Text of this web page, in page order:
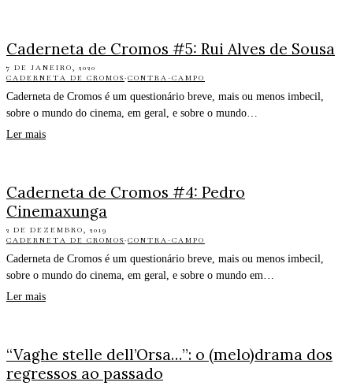
Caderneta de Cromos #5: Rui Alves de Sousa
7 DE JANEIRO, 2020
CADERNETA DE CROMOS·CONTRA-CAMPO
Caderneta de Cromos é um questionário breve, mais ou menos imbecil,
sobre o mundo do cinema, em geral, e sobre o mundo…
Ler mais
Caderneta de Cromos #4: Pedro
Cinemaxunga
2 DE DEZEMBRO, 2019
CADERNETA DE CROMOS·CONTRA-CAMPO
Caderneta de Cromos é um questionário breve, mais ou menos imbecil,
sobre o mundo do cinema, em geral, e sobre o mundo em…
Ler mais
“Vaghe stelle dell’Orsa…”: o (melo)drama dos
regressos ao passado